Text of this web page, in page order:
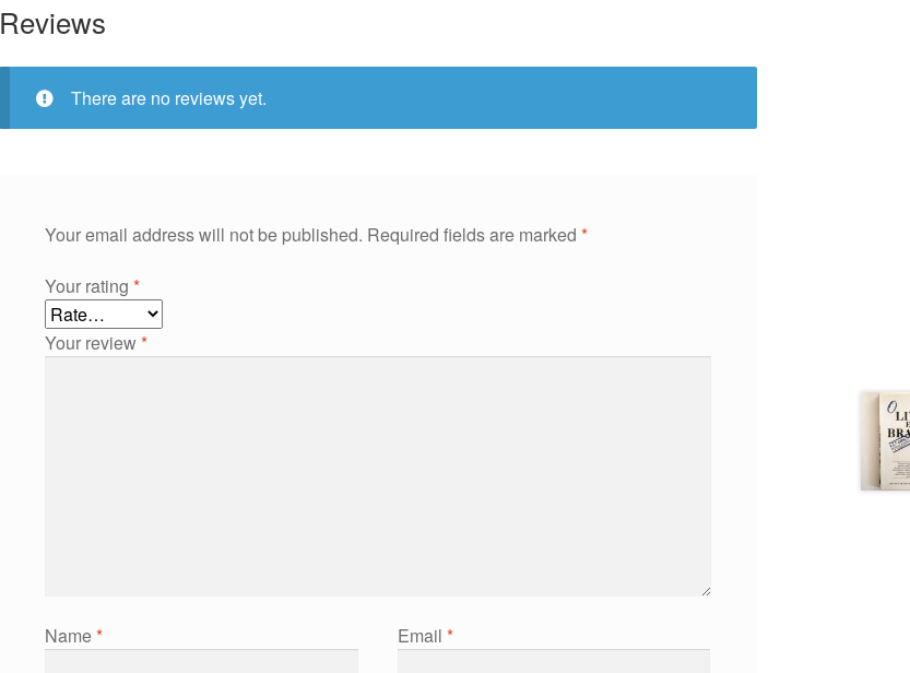
Reviews
There are no reviews yet.
Your email address will not be published. Required fields are marked *
Your rating *
Your review*
Name* Email *